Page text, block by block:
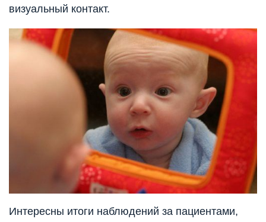
визуальный контакт.
Интересны итоги наблюдений за пациентами,